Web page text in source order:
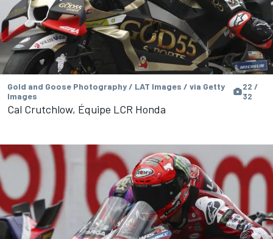
Gold and Goose Photography / LAT Images / via Getty
Images
22 /
32
Cal Crutchlow, Équipe LCR Honda